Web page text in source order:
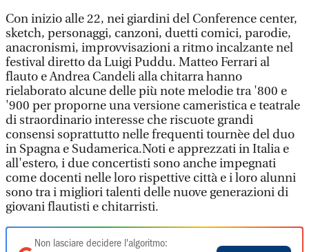
Con inizio alle 22, nei giardini del Conference center,
sketch, personaggi, canzoni, duetti comici, parodie,
anacronismi, improvvisazioni a ritmo incalzante nel
festival diretto da Luigi Puddu. Matteo Ferrari al
flauto e Andrea Candeli alla chitarra hanno
rielaborato alcune delle più note melodie tra '800 e
'900 per proporne una versione cameristica e teatrale
di straordinario interesse che riscuote grandi
consensi soprattutto nelle frequenti tournèe del duo
in Spagna e Sudamerica.Noti e apprezzati in Italia e
all'estero, i due concertisti sono anche impegnati
come docenti nelle loro rispettive città e i loro alunni
sono tra i migliori talenti delle nuove generazioni di
giovani flautisti e chitarristi.
Non lasciare decidere l'algoritmo: